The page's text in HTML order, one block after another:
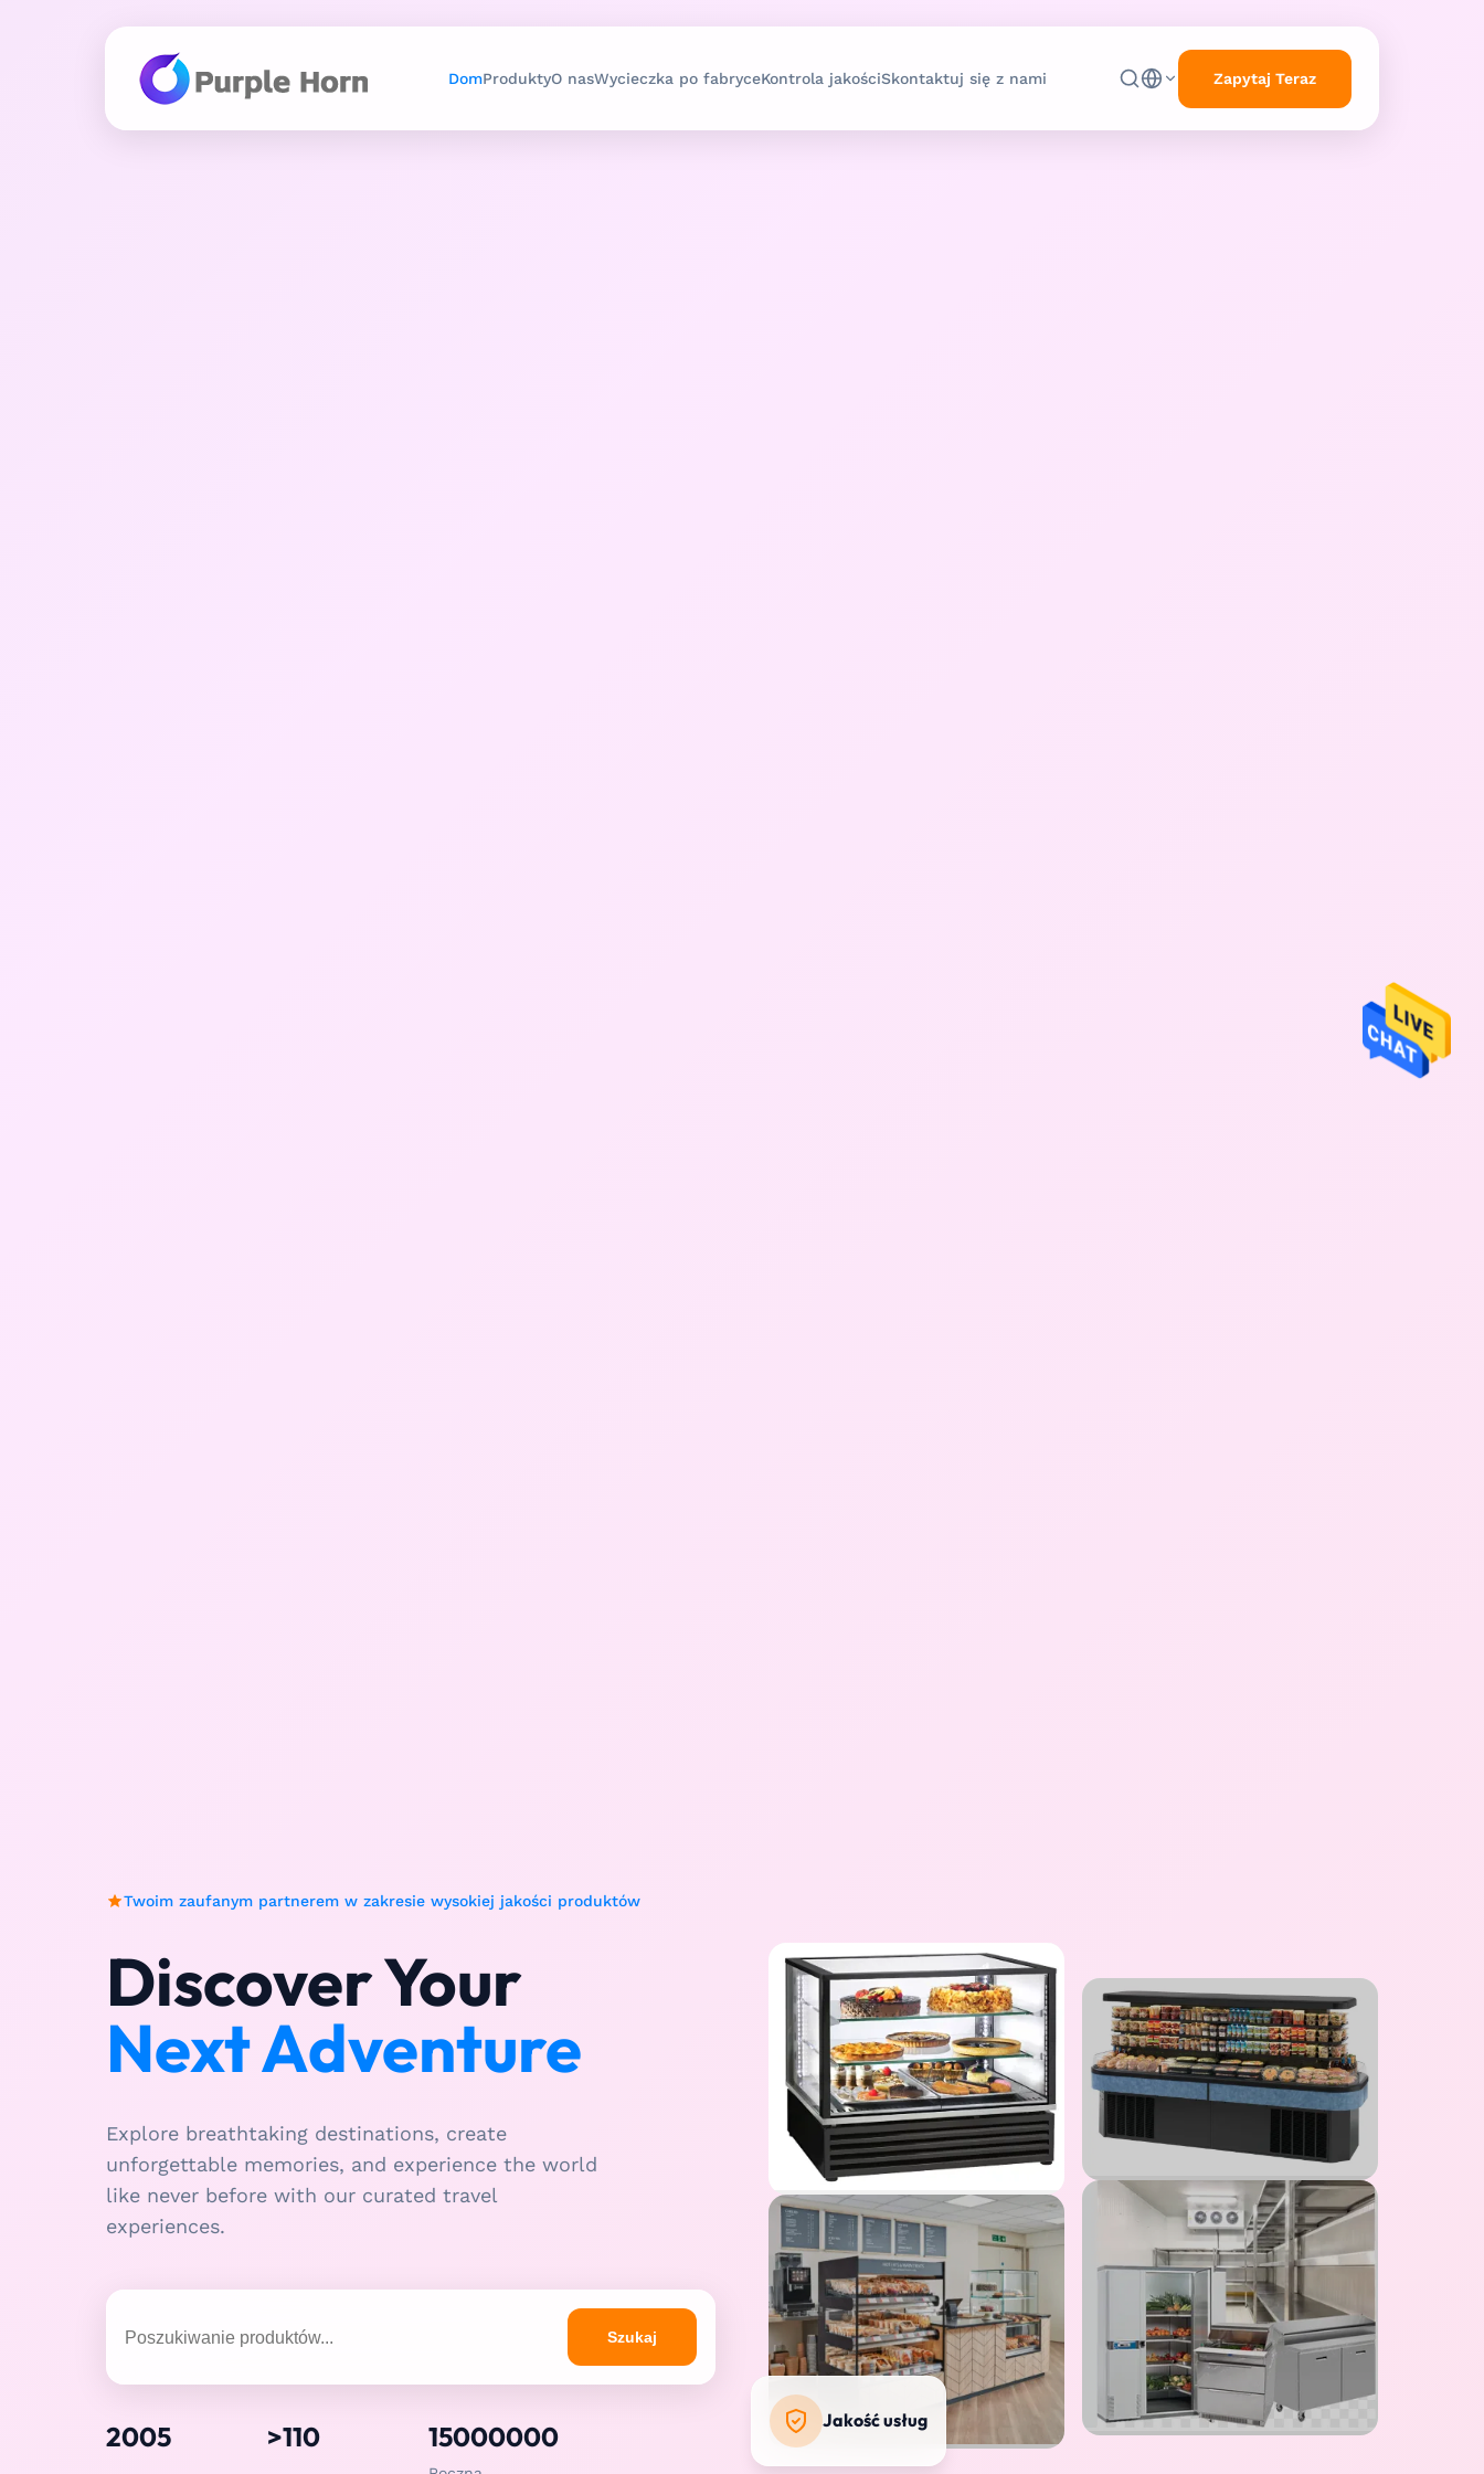
DomProduktyO nasWycieczka po fabryceKontrola jakościSkontaktuj się z nami Zapytaj Teraz
Twoim zaufanym partnerem w zakresie wysokiej jakości produktów
Discover Your
Next Adventure
Explore breathtaking destinations, create
unforgettable memories, and experience the world
like never before with our curated travel
experiences.
Szukaj
2005 >110 15000000 Jakość usług